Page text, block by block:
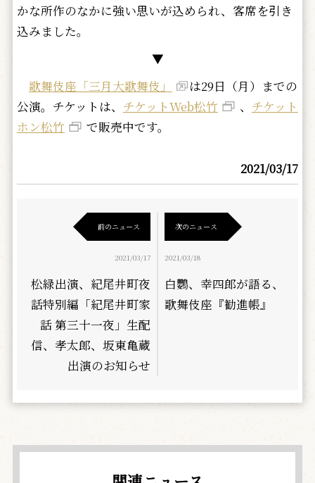
かな所作のなかに強い思いが込められ、客席を引き
込みました。
▼
歌舞伎座「三月大歌舞伎」
は29日（月）までの
公演。チケットは、 チケットWeb松竹 、 チケット
ホン松竹
で販売中です。
2021/03/17
前のニュース
2021/03/17
松緑出演、紀尾井町夜
話特別編「紀尾井町家
話 第三十一夜」生配
信、孝太郎、坂東亀蔵
出演のお知らせ
次のニュース
2021/03/18
白鸚、幸四郎が語る、
歌舞伎座『勧進帳』